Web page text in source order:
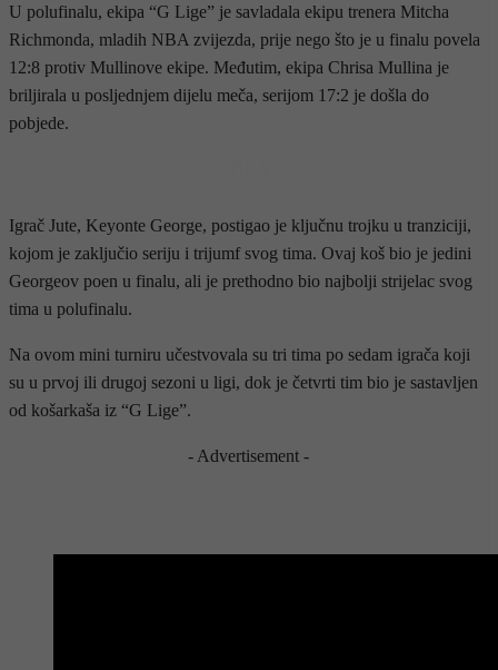
U polufinalu, ekipa “G Lige” je savladala ekipu trenera Mitcha
Richmonda, mladih NBA zvijezda, prije nego što je u finalu povela
12:8 protiv Mullinove ekipe. Međutim, ekipa Chrisa Mullina je
briljirala u posljednjem dijelu meča, serijom 17:2 je došla do
pobjede.
Igrač Jute, Keyonte George, postigao je ključnu trojku u tranziciji,
kojom je zaključio seriju i trijumf svog tima. Ovaj koš bio je jedini
Georgeov poen u finalu, ali je prethodno bio najbolji strijelac svog
tima u polufinalu.
Na ovom mini turniru učestvovala su tri tima po sedam igrača koji
su u prvoj ili drugoj sezoni u ligi, dok je četvrti tim bio je sastavljen
od košarkaša iz “G Lige”.
- Advertisement -